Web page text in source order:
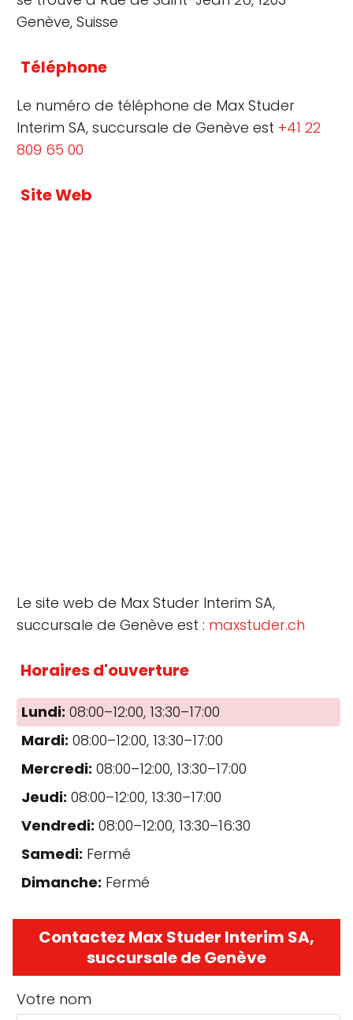
Genève, Suisse
Téléphone
Le numéro de téléphone de Max Studer
Interim SA, succursale de Genève est +41 22
809 65 00
Site Web
Le site web de Max Studer Interim SA,
succursale de Genève est : maxstuder.ch
Horaires d'ouverture
Lundi: 08:00–12:00, 13:30–17:00
Mardi: 08:00–12:00, 13:30–17:00
Mercredi: 08:00–12:00, 13:30–17:00
Jeudi: 08:00–12:00, 13:30–17:00
Vendredi: 08:00–12:00, 13:30–16:30
Samedi: Fermé
Dimanche: Fermé
Contactez Max Studer Interim SA,
succursale de Genève
Votre nom